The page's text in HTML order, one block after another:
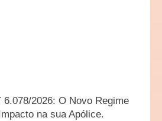
6.078/2026: O Novo Regime
na sua Apólice.